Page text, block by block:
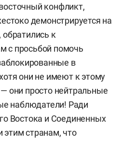
конфликт,
демонстрируется на
к
с просьбой помочь
в
они не имеют к этому
они просто нейтральные
наблюдатели! Ради
Востока и Соединенных
странам, что